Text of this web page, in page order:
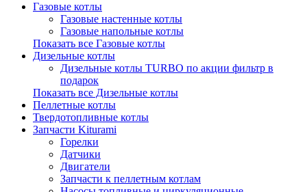
Газовые котлы
Газовые настенные котлы
Газовые напольные котлы
Показать все Газовые котлы
Дизельные котлы
Дизельные котлы TURBO по акции фильтр в
подарок
Показать все Дизельные котлы
Пеллетные котлы
Твердотопливные котлы
Запчасти Kiturami
Горелки
Датчики
Двигатели
Запчасти к пеллетным котлам